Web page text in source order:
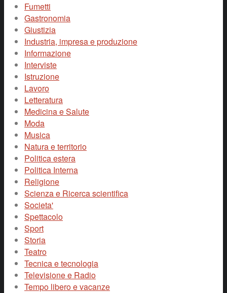
Fumetti
Gastronomia
Giustizia
Industria, impresa e produzione
Informazione
Interviste
Istruzione
Lavoro
Letteratura
Medicina e Salute
Moda
Musica
Natura e territorio
Politica estera
Politica Interna
Religione
Scienza e Ricerca scientifica
Societa'
Spettacolo
Sport
Storia
Teatro
Tecnica e tecnologia
Televisione e Radio
Tempo libero e vacanze